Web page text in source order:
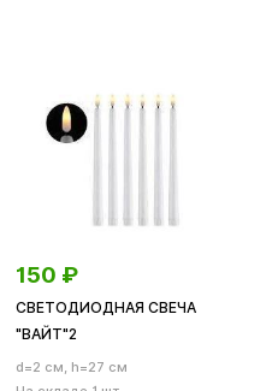
150 ₽
СВЕТОДИОДНАЯ СВЕЧА
"ВАЙТ"2
d=2 см, h=27 см